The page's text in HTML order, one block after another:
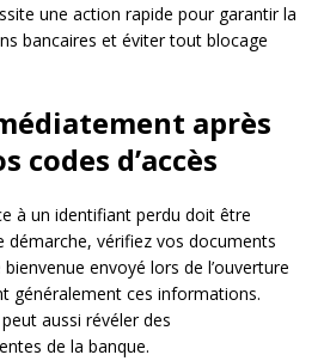
une action rapide pour garantir la
bancaires et éviter tout blocage
après
codes d’accès
à un identifiant perdu doit être
vérifiez vos documents
envoyé lors de l’ouverture
généralement ces informations.
aussi révéler des
de la banque.